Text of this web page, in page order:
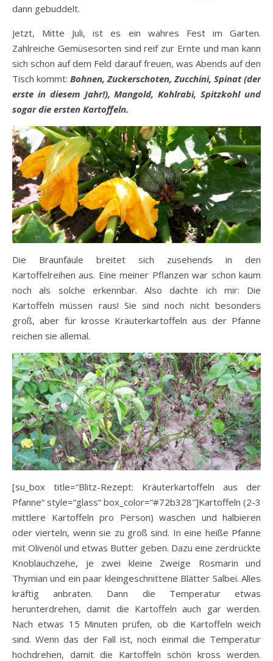
dann gebuddelt.
Jetzt, Mitte Juli, ist es ein wahres Fest im Garten.
Zahlreiche Gemüsesorten sind reif zur Ernte und man kann
sich schon auf dem Feld darauf freuen, was Abends auf den
Tisch kommt: Bohnen, Zuckerschoten, Zucchini, Spinat (der
erste in diesem Jahr!), Mangold, Kohlrabi, Spitzkohl und
sogar die ersten Kartoffeln.
Die Braunfäule breitet sich zusehends in den
Kartoffelreihen aus. Eine meiner Pflanzen war schon kaum
noch als solche erkennbar. Also dachte ich mir: Die
Kartoffeln müssen raus! Sie sind noch nicht besonders
groß, aber für krosse Kräuterkartoffeln aus der Pfanne
reichen sie allemal.
[su_box title=“Blitz-Rezept: Kräuterkartoffeln aus der
Pfanne“ style=“glass“ box_color=“#72b328″]Kartoffeln (2-3
mittlere Kartoffeln pro Person) waschen und halbieren
oder vierteln, wenn sie zu groß sind. In eine heiße Pfanne
mit Olivenöl und etwas Butter geben. Dazu eine zerdrückte
Knoblauchzehe, je zwei kleine Zweige Rosmarin und
Thymian und ein paar kleingeschnittene Blätter Salbei. Alles
kräftig anbraten. Dann die Temperatur etwas
herunterdrehen, damit die Kartoffeln auch gar werden.
Nach etwas 15 Minuten prüfen, ob die Kartoffeln weich
sind. Wenn das der Fall ist, noch einmal die Temperatur
hochdrehen, damit die Kartoffeln schön kross werden.